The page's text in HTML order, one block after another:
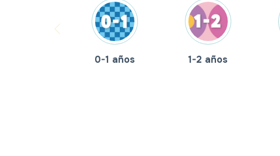
0-1 años 1-2 años